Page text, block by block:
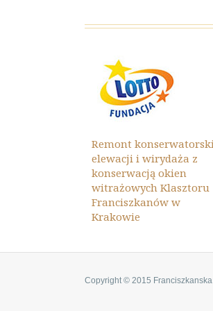
Remont
elewacji i wirydaża z
konserwacją okien
witrażowych Klasztoru
Franciszkanów w
Krakowie
Copyright © 2015